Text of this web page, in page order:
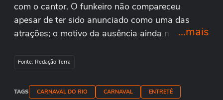
com o cantor. O funkeiro não compareceu
apesar de ter sido anunciado como uma das
atrações; o motivo da ausência ainda não foi
aqui pra ver ele. Ele que não fez a parte dele",
...mais
Fonte: Redação Terra
TAGS CARNAVAL DO RIO CARNAVAL ENTRETÊ